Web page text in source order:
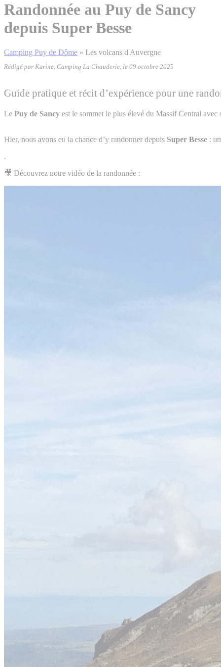
Randonnée au Puy de Sancy
depuis Super Besse
Camping Puy de Dôme » Les volcans d'Auvergne
Rédigé par Karine, Camping La Chauderie, le 09 octobre 2025
Guide pratique et récit d’expérience pour une
Le Puy de Sancy est le sommet le plus élevé du Massif Central avec
Hier, nous avons eu la chance d’y randonner depuis Super Besse :
.
🎥 Découvrez notre vidéo de la randonnée :